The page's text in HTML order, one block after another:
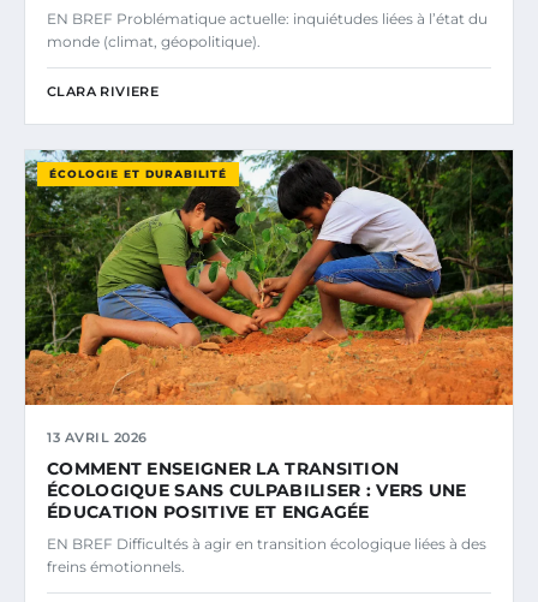
EN BREF Problématique actuelle: inquiétudes liées à l’état du
monde (climat, géopolitique).
CLARA RIVIERE
ÉCOLOGIE ET DURABILITÉ
13 AVRIL 2026
COMMENT ENSEIGNER LA TRANSITION
ÉCOLOGIQUE SANS CULPABILISER : VERS UNE
ÉDUCATION POSITIVE ET ENGAGÉE
EN BREF Difficultés à agir en transition écologique liées à des
freins émotionnels.